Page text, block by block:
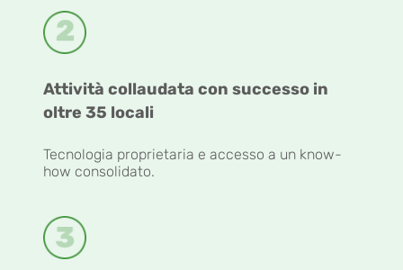
Attività collaudata con successo in
oltre 35 locali
Tecnologia proprietaria e accesso a un know-
how consolidato.